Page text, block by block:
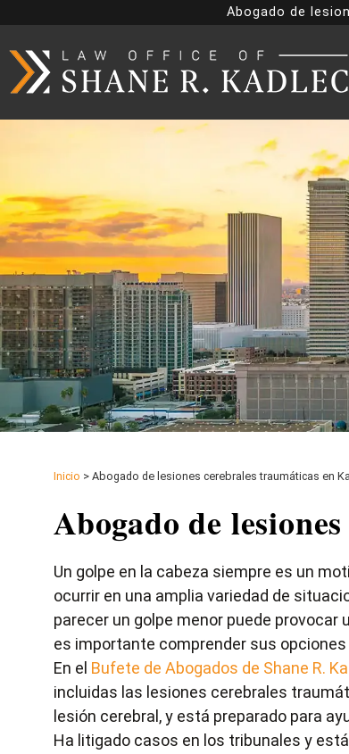
Abogado de
Inicio > Abogado de lesiones cerebrales traumáticas en
Abogado de
Un golpe en la cabeza siempre es un
ocurrir en una amplia variedad de
parecer un golpe menor puede
es importante comprender sus
En el Bufete de Abogados de Shane R.
incluidas las lesiones cerebrales
lesión cerebral, y está preparado para
Ha litigado casos en los tribunales y